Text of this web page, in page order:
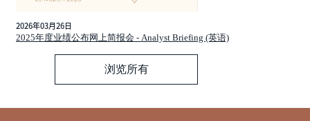
2026年03月26日
2025年度业绩公布网上简报会 - Analyst Briefing (英语)
浏览所有